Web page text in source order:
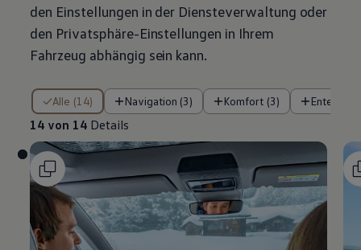
den Einstellungen in der Diensteverwaltung oder
den Privatsphäre-Einstellungen in Ihrem
Fahrzeug abhängig sein kann.
Alle (14) Navigation (3) Komfort (3)
14 von 14 Details
14 von 14 Details